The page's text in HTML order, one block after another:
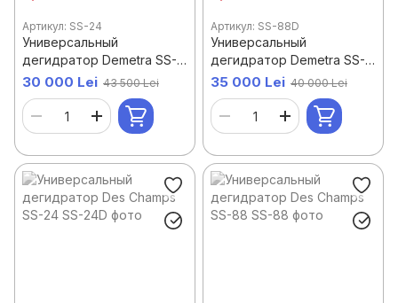
Артикул: SS-24
Универсальный
дегидратор Demetra SS-
24
30 000 Lei 43 500 Lei
Артикул: SS-88D
Универсальный
дегидратор Demetra SS-
88
35 000 Lei 40 000 Lei